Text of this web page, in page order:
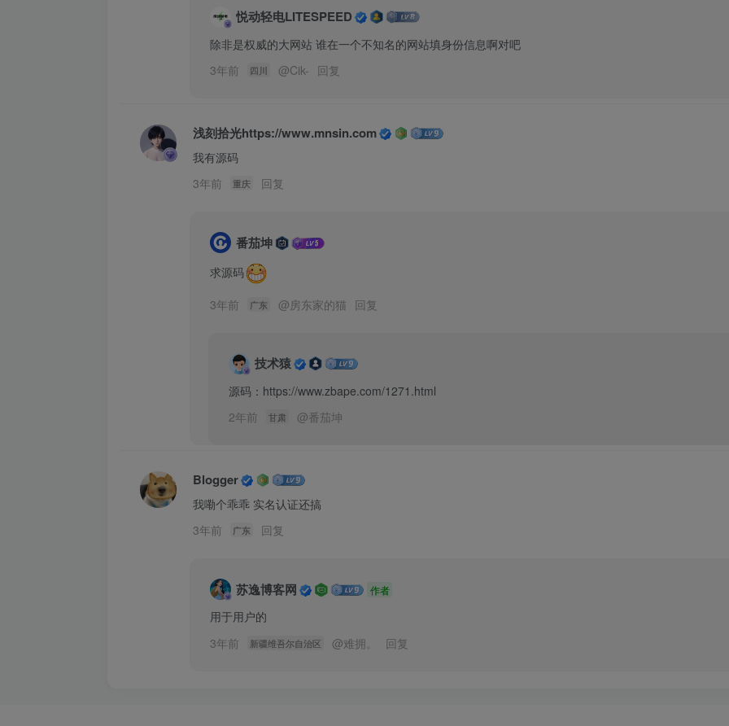
悦动轻电LITESPEED
除非是权威的大网站 谁在一个不知名的网站填身份信息啊对吧
3年前
四川 @Cik- 回复
浅刻拾光https://www.mnsin.com
我有源码
3年前
重庆 回复
番茄坤
求源码
3年前
广东 @房东家的猫 回复
技术猿
源码：https://www.zbape.com/1271.html
2年前
甘肃 @番茄坤
Blogger
我嘞个乖乖 实名认证还搞
3年前
广东 回复
苏逸博客网 作者
用于用户的
3年前
新疆维吾尔自治区 @难拥。 回复